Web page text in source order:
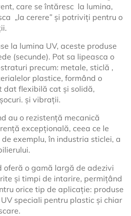
care se întăresc la lumina,
„la cerere” și potriviți pentru o
la lumina UV, aceste produse
(secunde). Pot sa lipeasca o
precum: metale, sticlă ,
plastice, formând o
dat flexibilă cat și solidă,
și vibrații.
au o rezistență mecanică
excepțională, ceea ce le
exemplu, în industria sticlei, a
oferă o gamă largă de adezivi
și timpi de intarire, permițând
orice tip de aplicație: produse
speciali pentru plastic și chiar